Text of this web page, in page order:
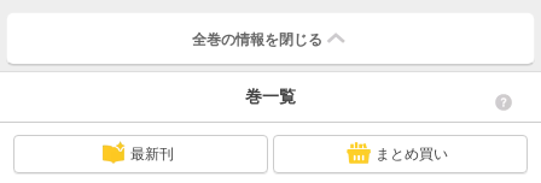
全巻の情報を 閉じる
巻一覧
最新刊 まとめ買い